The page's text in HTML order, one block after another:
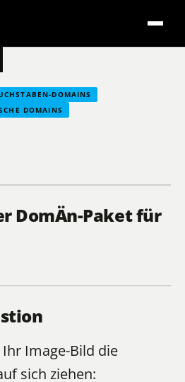
DOMAINS
DOMAINS
DomÄn-Paket für
Image-Bild die
sich ziehen: